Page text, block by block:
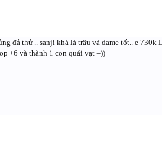
đả thử .. sanji khá là trâu và dame tốt.. e 730k
+6 và thành 1 con quái vạt =))